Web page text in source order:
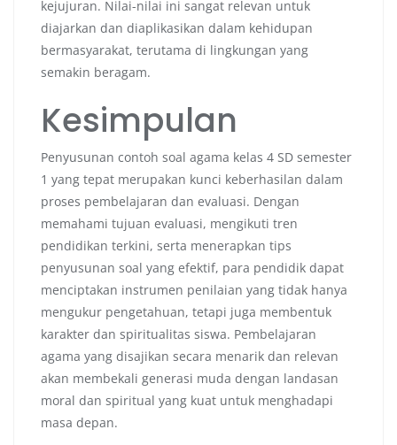
kejujuran. Nilai-nilai ini sangat relevan untuk
diajarkan dan diaplikasikan dalam kehidupan
bermasyarakat, terutama di lingkungan yang
semakin beragam.
Kesimpulan
Penyusunan contoh soal agama kelas 4 SD semester
1 yang tepat merupakan kunci keberhasilan dalam
proses pembelajaran dan evaluasi. Dengan
memahami tujuan evaluasi, mengikuti tren
pendidikan terkini, serta menerapkan tips
penyusunan soal yang efektif, para pendidik dapat
menciptakan instrumen penilaian yang tidak hanya
mengukur pengetahuan, tetapi juga membentuk
karakter dan spiritualitas siswa. Pembelajaran
agama yang disajikan secara menarik dan relevan
akan membekali generasi muda dengan landasan
moral dan spiritual yang kuat untuk menghadapi
masa depan.